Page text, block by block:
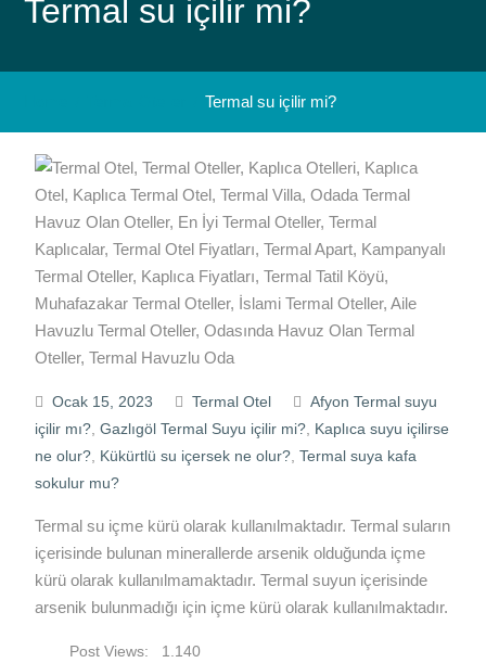
Termal su içilir mi?
Termal su içilir mi?
Ocak 15, 2023 Termal Otel
Afyon Termal suyu
içilir mı?, Gazlıgöl Termal Suyu içilir mi?, Kaplıca suyu içilirse
ne olur?, Kükürtlü su içersek ne olur?, Termal suya kafa
sokulur mu?
Termal su içme kürü olarak kullanılmaktadır. Termal suların
içerisinde bulunan minerallerde arsenik olduğunda içme
kürü olarak kullanılmamaktadır. Termal suyun içerisinde
arsenik bulunmadığı için içme kürü olarak kullanılmaktadır.
Post Views: 1.140